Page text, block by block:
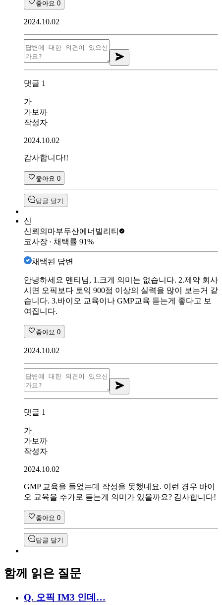
좋아요 0
2024.10.02
댓글 1
가
가보까
작성자
2024.10.02
감사합니다!!
좋아요 0
답글 달기
신
신뢰의마부두산에너빌리티
코사장 ∙ 채택률 91%
채택된 답변
안녕하세요 멘티님, 1.크게 의미는 없습니다. 2.제약 회사
시면 오픽보다 토익 900점 이상의 실력을 많이 보는거 같
습니다. 3.바이오 교육이나 GMP교육 듣는게 좋다고 보
여집니다.
좋아요 0
2024.10.02
댓글 1
가
가보까
작성자
2024.10.02
GMP 교육을 들었는데 작성을 못했네요. 이런 경우 바이
오 교육을 추가로 듣는게 의미가 있을까요? 감사합니다!
좋아요 0
답글 달기
함께 읽은 질문
Q. 오픽 IM3 인데…